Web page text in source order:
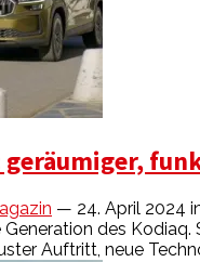
geräumiger,
— 24. April 2024
des
Auftritt, neue